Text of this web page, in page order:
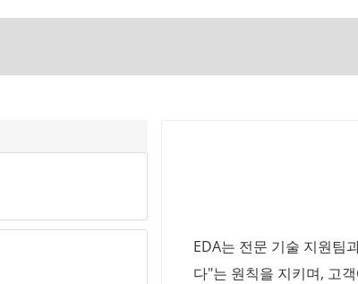
EDA는 전문 기술 지원팀
다"는 원칙을 지키며, 고